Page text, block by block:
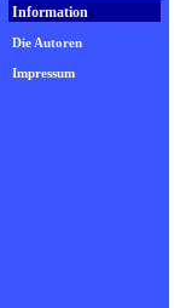
Information
Die Autoren
Impressum